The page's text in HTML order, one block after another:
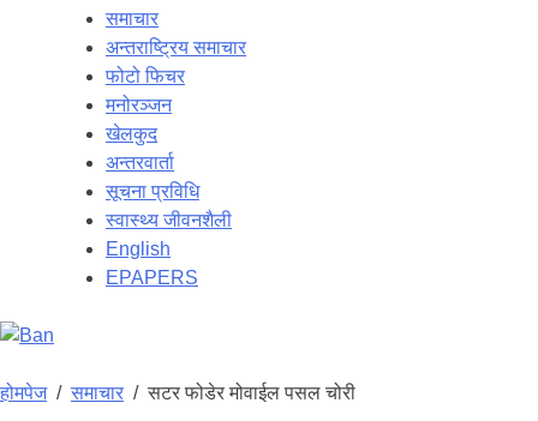
समाचार
अन्तराष्ट्रिय समाचार
फोटो फिचर
मनोरञ्जन
खेलकुद
अन्तरवार्ता
सूचना प्रविधि
स्वास्थ्य जीवनशैली
English
EPAPERS
होमपेज/समाचार /सटर फोडेर मोवाईल पसल चोरी